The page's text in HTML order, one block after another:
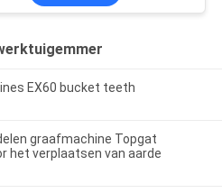
EX60 bucket teeth
graafmachine Topgat
het verplaatsen van aarde